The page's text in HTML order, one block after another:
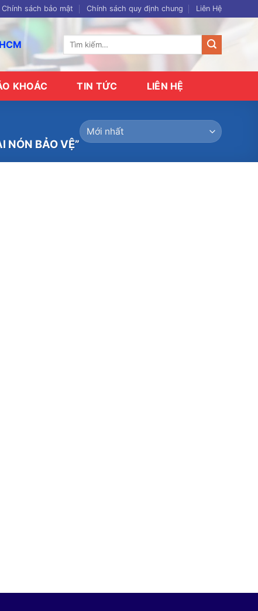
Chính sách bảo mật Chính sách quy định chung Liên Hệ
Tìm
KHOÁC TIN TỨC LIÊN HỆ
NÓN BẢO VỆ”